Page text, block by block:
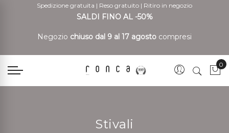
Spedizione gratuita | Reso gratuito | Ritiro in negozio
SALDI FINO AL -50%
Negozio chiuso dal 9 al 17 agosto compresi
0
Stivali